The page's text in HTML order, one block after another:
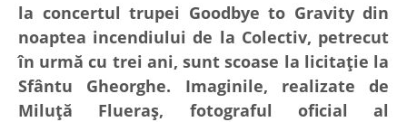
la concertul trupei Goodbye to Gravity din
noaptea incendiului de la Colectiv, petrecut
în urmă cu trei ani, sunt scoase la licitație la
Sfântu Gheorghe. Imaginile, realizate de
Miluță Flueraș, fotograful oficial al